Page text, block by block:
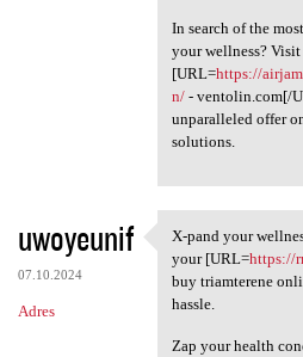
In search of the
your wellness? Visit
[URL=https://
n/- ventolin.com[/
unparalleled offer
solutions.
uwoyeunif
07.10.2024
Adres
X-pand your
X-pand your
your [URL=https://
buy triamterene
hassle.
Zap your health